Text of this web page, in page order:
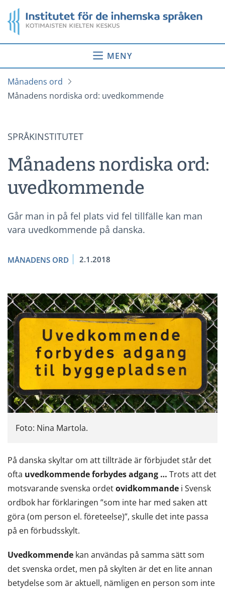
till
innehåll
Startsida
MENY
Månadens ord
Månadens nordiska ord: uvedkommende
SPRÅKINSTITUTET
Månadens nordiska ord:
uvedkommende
Går man in på fel plats vid fel tillfälle kan man
vara uvedkommende på danska.
MÅNADENS ORD 2.1.2018
Foto: Nina Martola.
På danska skyltar om att tillträde är förbjudet står det
ofta uvedkommende forbydes adgang … Trots att det
motsvarande svenska ordetovidkommande i Svensk
ordbok har förklaringen ”som inte har med saken att
göra (om person el. företeelse)”, skulle det inte passa
på en förbudsskylt.
Uvedkommende kan användas på samma sätt som
det svenska ordet, men på skylten är det en lite annan
betydelse som är aktuell, nämligen en person som inte